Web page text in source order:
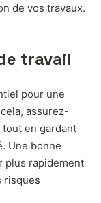
de vos travaux.
travail
pour une
assurez-
tout en gardant
Une bonne
plus rapidement
risques